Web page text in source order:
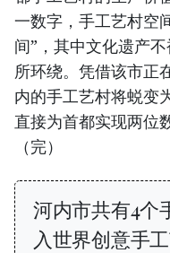
一数字，手工艺村空
间”，其中文化遗产
所环绕。凭借该市正
内的手工艺村将蜕变
直接为首都实现两位
（完）
河内市共有4个
入世界创意手